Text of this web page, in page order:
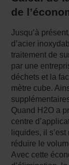
de
Jusqu’à
d’acier
traitement de
par une
déchets et la
mètre cube.
Quand H2O a
centre
liquides, il
réduire le
Avec cette